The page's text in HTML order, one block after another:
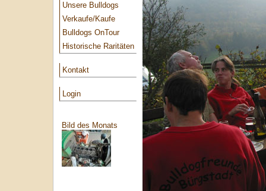
Unsere Bulldogs
Verkaufe/Kaufe
Bulldogs OnTour
Historische Raritäten
Kontakt
Login
Bild des Monats